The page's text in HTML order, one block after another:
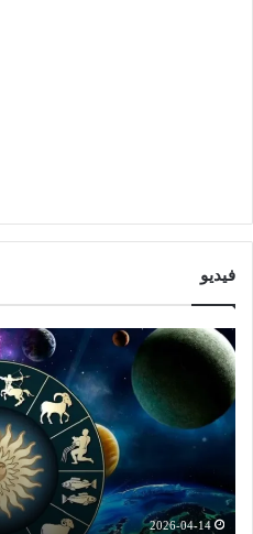
فيديو
ب
ر
ا
ج
ه
2026-04-14